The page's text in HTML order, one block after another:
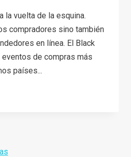
la vuelta de la esquina.
compradores sino también
en línea. El Black
de compras más
países...